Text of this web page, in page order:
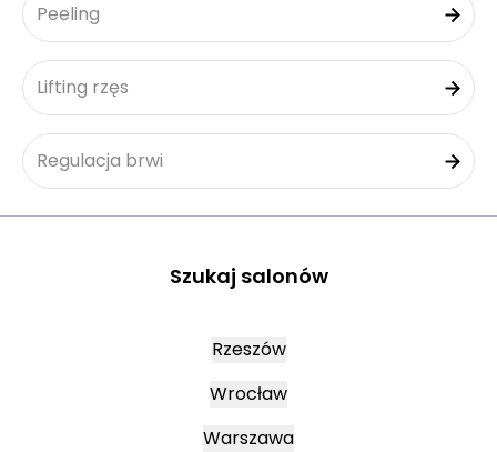
Peeling
Lifting rzęs
Regulacja brwi
Szukaj salonów
Rzeszów
Wrocław
Warszawa